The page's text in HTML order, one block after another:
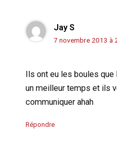
Jay S
7 novembre 2013 à
Ils ont eu les boules
un meilleur temps et ils
communiquer ahah
Répondre